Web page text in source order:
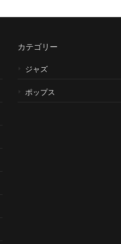
カテゴリー
ジャズ
ポップス